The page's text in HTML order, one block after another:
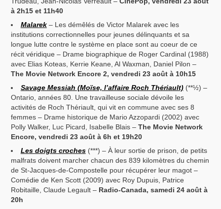
à 2h15 et 11h40
Malarek– Les démêlés de Victor Malarek avec les
institutions correctionnelles pour jeunes délinquants et sa
longue lutte contre le système en place sont au coeur de ce
récit véridique – Drame biographique de Roger Cardinal (1988)
avec Elias Koteas, Kerrie Keane, Al Waxman, Daniel Pilon –
The Movie Network Encore 2, vendredi 23 août à 10h15
Savage Messiah (Moïse, l’affaire Roch Thériault)(**½) –
Ontario, années 80. Une travailleuse sociale dévoile les
activités de Roch Thériault, qui vit en commune avec ses 8
femmes – Drame historique de Mario Azzopardi (2002) avec
Polly Walker, Luc Picard, Isabelle Blais –The Movie Network
Encore, vendredi 23 août à 6h et 19h20
Les doigts croches(***) – À leur sortie de prison, de petits
malfrats doivent marcher chacun des 839 kilomètres du chemin
de St-Jacques-de-Compostelle pour récupérer leur magot –
Comédie de Ken Scott (2009) avec Roy Dupuis, Patrice
Robitaille, Claude Legault – Radio-Canada, samedi 24 août à
20h